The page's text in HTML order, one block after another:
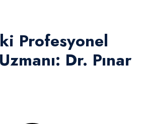
Profesyonel
Dr. Pınar